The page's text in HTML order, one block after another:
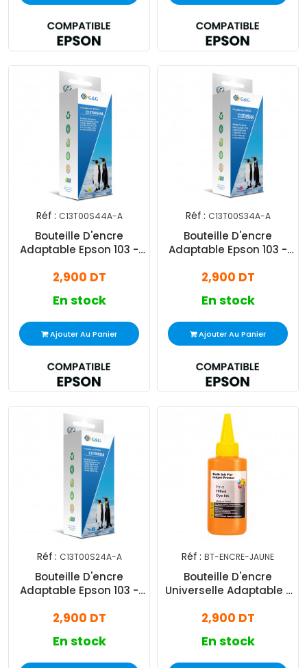
Réf : C13T00S44A-A
Bouteille D'encre
Adaptable Epson 103 -
2,900 DT
En stock
Ajouter Au Panier
Réf : C13T00S34A-A
Bouteille D'encre
Adaptable Epson 103 -
2,900 DT
En stock
Ajouter Au Panier
Réf : C13T00S24A-A
Bouteille D'encre
Adaptable Epson 103 -
2,900 DT
En stock
Réf : BT-ENCRE-JAUNE
Bouteille D'encre
Universelle Adaptable -
2,900 DT
En stock